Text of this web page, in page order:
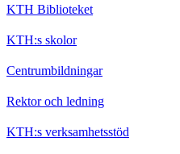
KTH Biblioteket
KTH:s skolor
Centrumbildningar
Rektor och ledning
KTH:s verksamhetsstöd